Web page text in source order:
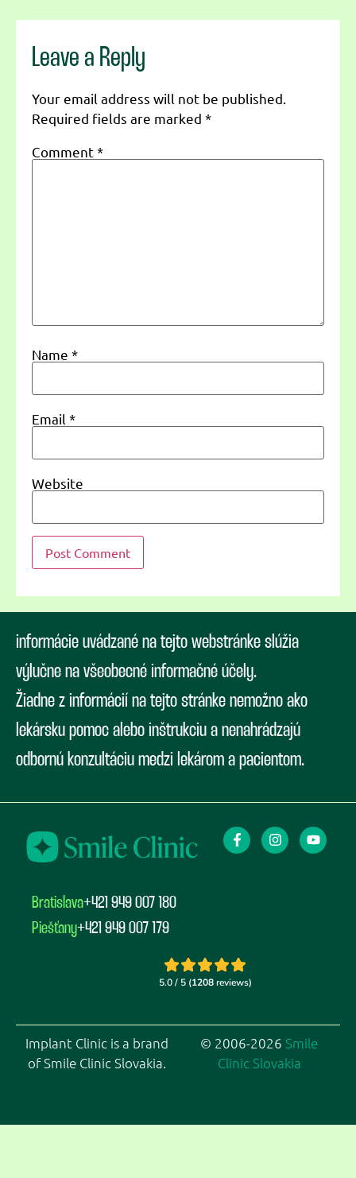
Leave a Reply
Your email address will not be published.
Required fields are marked *
Comment*
Name *
Email *
Website
informácie uvádzané na tejto webstránke slúžia
výlučne na všeobecné informačné účely.
Žiadne z informácií na tejto stránke nemožno ako
lekársku pomoc alebo inštrukciu a nenahrádzajú
odbornú konzultáciu medzi lekárom a pacientom.
Bratislava+421 949 007 180
Piešťany+421 949 007 179
Implant Clinic is a brand
of Smile Clinic Slovakia.
© 2006-2026 Smile
Clinic Slovakia